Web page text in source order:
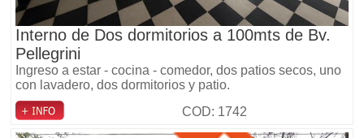
Interno de Dos dormitorios a 100mts de Bv.
Pellegrini
Ingreso a estar - cocina - comedor, dos patios secos, uno
con lavadero, dos dormitorios y patio.
COD: 1742